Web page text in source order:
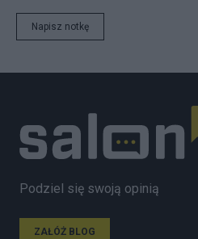
Napisz notkę
Podziel się swoją opinią
ZAŁÓŻ BLOG